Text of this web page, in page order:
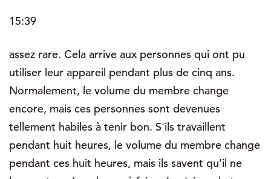
15:39
assez rare. Cela arrive aux personnes qui ont pu
utiliser leur appareil pendant plus de cinq ans.
Normalement, le volume du membre change
encore, mais ces personnes sont devenues
tellement habiles à tenir bon. S'ils travaillent
pendant huit heures, le volume du membre change
pendant ces huit heures, mais ils savent qu'il ne